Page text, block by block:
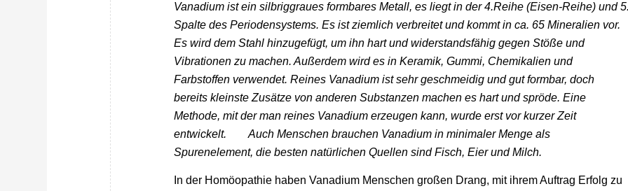
Vanadium ist ein silbriggraues formbares Metall, es liegt in der 4.Reihe (Eisen-Reihe) und
Spalte des Periodensystems. Es ist ziemlich verbreitet und kommt in ca. 65 Mineralien vor.
Es wird dem Stahl hinzugefügt, um ihn hart und widerstandsfähig gegen Stöße und
Vibrationen zu machen. Außerdem wird es in Keramik, Gummi, Chemikalien und
Farbstoffen verwendet. Reines Vanadium ist sehr geschmeidig und gut formbar, doch
bereits kleinste Zusätze von anderen Substanzen machen es hart und spröde. Eine
Methode, mit der man reines Vanadium erzeugen kann, wurde erst vor kurzer Zeit
entwickelt. Auch Menschen brauchen Vanadium in minimaler Menge als
Spurenelement, die besten natürlichen Quellen sind Fisch, Eier und Milch.
In der Homöopathie haben Vanadium Menschen großen Drang, mit ihrem Auftrag Erfolg zu